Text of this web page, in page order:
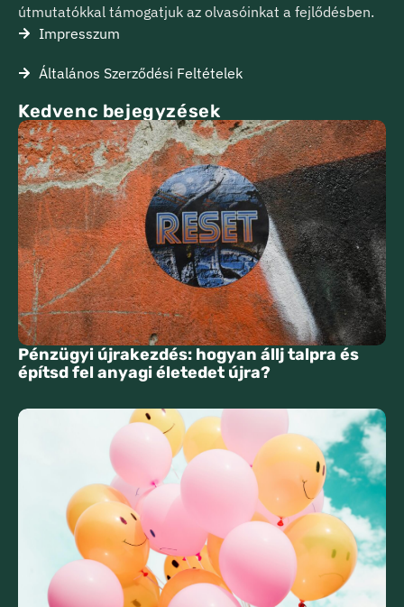
útmutatókkal támogatjuk az olvasóinkat a fejlődésben.
Impresszum
Általános Szerződési Feltételek
Kedvenc bejegyzések
Pénzügyi újrakezdés: hogyan állj talpra és
építsd fel anyagi életedet újra?